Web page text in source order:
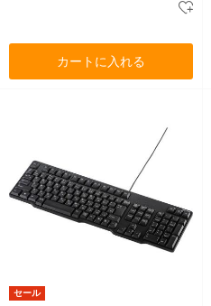
カートに入れる
セール